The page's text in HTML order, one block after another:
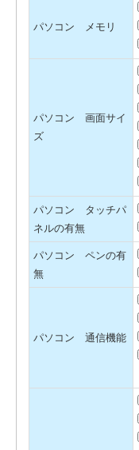
パソコン メモリ
パソコン 画面サイ
ズ
パソコン タッチパ
ネルの有無
パソコン ペンの有
無
パソコン 通信機能